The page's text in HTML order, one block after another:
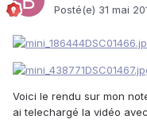
Posté(e) 31 mai
Voici le rendu sur mon
ai telechargé la vidéo